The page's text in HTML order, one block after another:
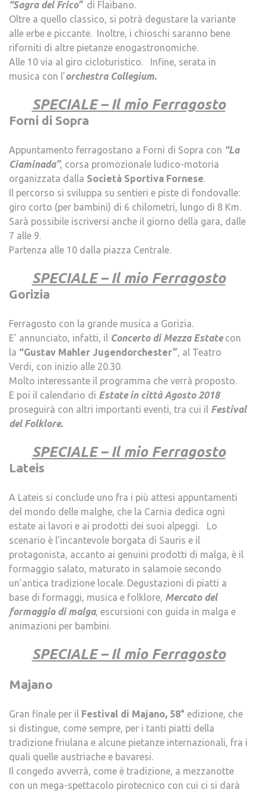
“Sagra del Frico”di Flaibano.
Oltre a quello classico, si potrà degustare la variante
alle erbe e piccante. Inoltre, i chioschi saranno bene
riforniti di altre pietanze enogastronomiche.
Alle 10 via al giro cicloturistico. Infine, serata in
musica con l’orchestra Collegium.
SPECIALE – Il mio Ferragosto
Forni di Sopra
Appuntamento ferragostano a Forni di Sopra con “La
Ciaminada”, corsa promozionale ludico-motoria
organizzata dalla Società Sportiva Fornese
Il percorso si sviluppa su sentieri e piste di fondovalle:
giro corto (per bambini) di 6 chilometri, lungo di 8 Km.
Sarà possibile iscriversi anche il giorno della gara, dalle
7 alle 9.
Partenza alle 10 dalla piazza Centrale.
SPECIALE – Il mio Ferragosto
Gorizia
Ferragosto con la grande musica a Gorizia.
E’ annunciato, infatti, il
Concerto di Mezza Estatecon
la “Gustav Mahler Jugendorchester” , al Teatro
Verdi, con inizio alle 20.30.
Molto interessante il programma che verrà proposto.
E poi il calendario di Estate in città Agosto 2018
proseguirà con altri importanti eventi, tra cui il Festival
del Folklore.
SPECIALE – Il mio Ferragosto
Lateis
A Lateis si conclude uno fra i più attesi appuntamenti
del mondo delle malghe, che la Carnia dedica ogni
estate ai lavori e ai prodotti dei suoi alpeggi. Lo
scenario è l’incantevole borgata di Sauris e il
protagonista, accanto ai genuini prodotti di malga, è il
formaggio salato, maturato in salamoie secondo
un’antica tradizione locale. Degustazioni di piatti a
base di formaggi, musica e folklore, Mercato del
formaggio di malga, escursioni con guida in malga e
animazioni per bambini.
SPECIALE – Il mio Ferragosto
Majano
Gran finale per il Festival di Majano, 58° edizione, che
si distingue, come sempre, per i tanti piatti della
tradizione friulana e alcune pietanze internazionali, fra i
quali quelle austriache e bavaresi.
Il congedo avverrà, come è tradizione, a mezzanotte
con un mega-spettacolo pirotecnico con cui ci si darà